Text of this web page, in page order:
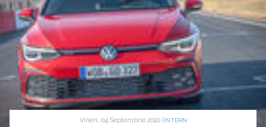
Vineri, 04 Septembrie 2020 | INTERN